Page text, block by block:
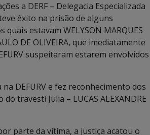
a DERF – Delegacia Especializada
êxito na prisão de alguns
estavam WELYSON MARQUES
DE OLIVEIRA, que imediatamente
suspeitaram estarem envolvidos
DEFURV e fez reconhecimento dos
travesti Julia – LUCAS ALEXANDRE
parte da vítima, a justiça acatou o